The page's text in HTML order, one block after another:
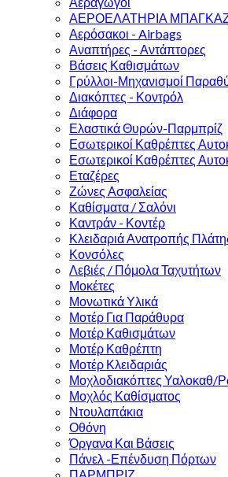
ΑΕΡΟΕΛΑΤΗΡΙΑ
Αερόσακοι - Airbags
Αναπτήρες - Αντάπτορες
Βάσεις Καθισμάτων
Γρύλλοι-Μηχανισμοί
Διακόπτες - Κοντρόλ
Διάφορα
Ελαστικά Θυρών-Παρμπρίζ
Εσωτερικοί Καθρέπτες
Εσωτερικοί Καθρέπτες
Εταζέρες
Ζώνες Ασφαλείας
Καθίσματα / Σαλόνι
Καντράν - Κοντέρ
Κλειδαριά Ανατροπής
Κονσόλες
Λεβιές / Πόμολα Ταχυτήτων
Μοκέτες
Μονωτικά Υλικά
Μοτέρ Για Παράθυρα
Μοτέρ Καθισμάτων
Μοτέρ Καθρέπτη
Μοτέρ Κλειδαριάς
Μοχλοδιακόπτες Υαλοκαθ/
Μοχλός Καθίσματος
Ντουλαπάκια
Οθόνη
Όργανα Και Βάσεις
Πάνελ -Επένδυση Πόρτων